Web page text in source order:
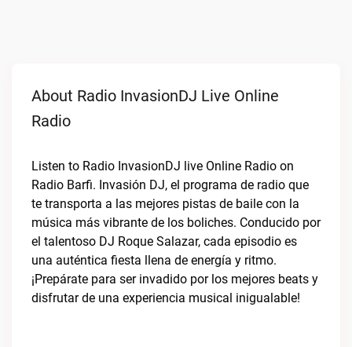
About Radio InvasionDJ Live Online
Radio
Listen to Radio InvasionDJ live Online Radio on
Radio Barfi. Invasión DJ, el programa de radio que
te transporta a las mejores pistas de baile con la
música más vibrante de los boliches. Conducido por
el talentoso DJ Roque Salazar, cada episodio es
una auténtica fiesta llena de energía y ritmo.
¡Prepárate para ser invadido por los mejores beats y
disfrutar de una experiencia musical inigualable!